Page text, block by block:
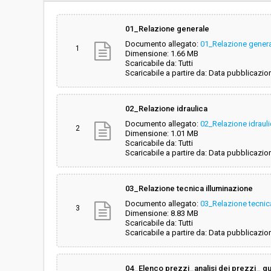
Svolgimento: Gara in busta
Responsabile attuale:
UNIONE DEI
1
01_Relazione generale
Documento allegato: 01_Relazione
Dimensione: 1.66 MB
Scaricabile da: Tutti
Scaricabile a partire da: Data
2
02_Relazione idraulica
Documento allegato: 02_Relazione
Dimensione: 1.01 MB
Scaricabile da: Tutti
Scaricabile a partire da: Data
3
03_Relazione tecnica illuminazione
Documento allegato: 03_Relazione
Dimensione: 8.83 MB
Scaricabile da: Tutti
Scaricabile a partire da: Data
04_Elenco prezzi_analisi dei prezzi_